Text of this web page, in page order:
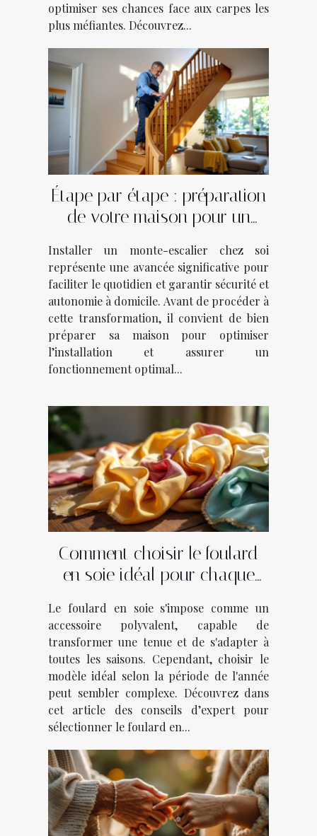
optimiser ses chances face aux carpes les
plus méfiantes. Découvrez...
Étape par étape : préparation
de votre maison pour un
Installer un monte-escalier chez soi
représente une avancée significative pour
faciliter le quotidien et garantir sécurité et
autonomie à domicile. Avant de procéder à
cette transformation, il convient de bien
préparer sa maison pour optimiser
l’installation et assurer un
fonctionnement optimal...
Comment choisir le foulard
en soie idéal pour chaque
Le foulard en soie s'impose comme un
accessoire polyvalent, capable de
transformer une tenue et de s'adapter à
toutes les saisons. Cependant, choisir le
modèle idéal selon la période de l'année
peut sembler complexe. Découvrez dans
cet article des conseils d’expert pour
sélectionner le foulard en...